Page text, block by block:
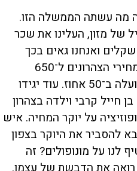
מה עשתה הממשלה הזו.
של מזון, העלינו את שכר
המינימום בשיעור של 1,000 שקלים ואנחנו גאים בכך
למרות הביקורות, הגבלנו את מחירי הצהרונים ל־650
שקלים, ושכר חיילי החובה הועלה ב־50 אחוז. עוד יגידו
חייל קרבי וילדה בצהרון
על יוקר המחיה. איש
להסביר את היוקר בצפון
לנו על מונופולים? זה